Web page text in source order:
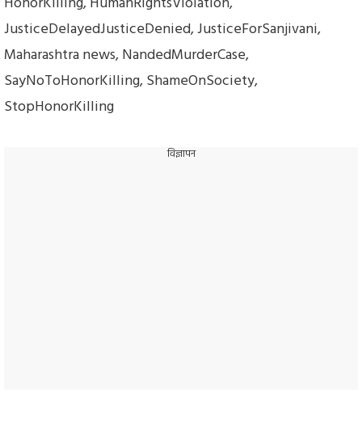
JusticeDelayedJusticeDenied,JusticeForSanjivani,
Maharashtra news,NandedMurderCase,
SayNoToHonorKilling,ShameOnSociety,
StopHonorKilling
विज्ञापन